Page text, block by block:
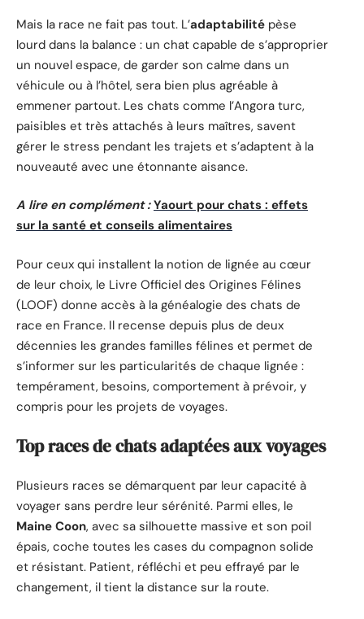
Mais la race ne fait pas tout. L’adaptabilité pèse
lourd dans la balance : un chat capable de s’approprier
un nouvel espace, de garder son calme dans un
véhicule ou à l’hôtel, sera bien plus agréable à
emmener partout. Les chats comme l’Angora turc,
paisibles et très attachés à leurs maîtres, savent
gérer le stress pendant les trajets et s’adaptent à la
nouveauté avec une étonnante aisance.
A lire en complément : Yaourt pour chats : effets
sur la santé et conseils alimentaires
Pour ceux qui installent la notion de lignée au cœur
de leur choix, le Livre Officiel des Origines Félines
(LOOF) donne accès à la généalogie des chats de
race en France. Il recense depuis plus de deux
décennies les grandes familles félines et permet de
s’informer sur les particularités de chaque lignée :
tempérament, besoins, comportement à prévoir, y
compris pour les projets de voyages.
Top races de chats adaptées aux voyages
Plusieurs races se démarquent par leur capacité à
voyager sans perdre leur sérénité. Parmi elles, le
Maine Coon, avec sa silhouette massive et son poil
épais, coche toutes les cases du compagnon solide
et résistant. Patient, réfléchi et peu effrayé par le
changement, il tient la distance sur la route.